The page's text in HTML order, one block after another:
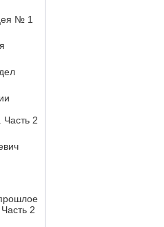
№ 1
Часть 2
2